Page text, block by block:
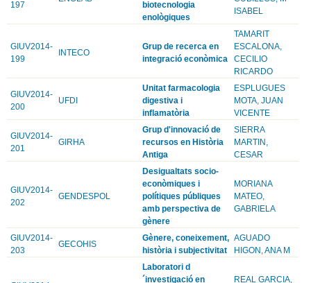
197
biotecnologia
enològiques
ISABEL
GIUV2014-
199
INTECO
Grup de recerca en
integració econòmica
TAMARIT
ESCALONA,
CECILIO
RICARDO
GIUV2014-
200
UFDI
Unitat farmacologia
digestiva i
inflamatòria
ESPLUGUES
MOTA, JUAN
VICENTE
GIUV2014-
201
GIRHA
Grup d'innovació de
recursos en Història
Antiga
SIERRA
MARTIN,
CESAR
GIUV2014-
202
GENDESPOL
Desigualtats socio-
econòmiques i
polítiques públiques
amb perspectiva de
gènere
MORIANA
MATEO,
GABRIELA
GIUV2014-
203
GECOHIS
Gènere, coneixement,
història i subjectivitat
AGUADO
HIGON, ANA M
Laboratori d
´investigació en
REAL GARCIA,